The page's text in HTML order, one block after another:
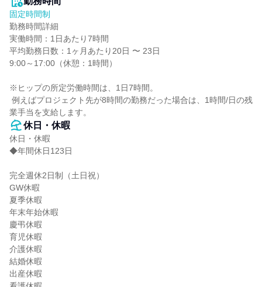
固定時間制
勤務時間詳細
実働時間：1日あたり7時間
平均勤務日数：1ヶ月あたり20日 〜 23日
9:00～17:00（休憩：1時間）
※ヒップの所定労働時間は、1日7時間。
業手当を支給します。
休日・休暇
休日・休暇
◆年間休日123日
完全週休2日制（土日祝）
GW休暇
夏季休暇
年末年始休暇
慶弔休暇
育児休暇
介護休暇
結婚休暇
出産休暇